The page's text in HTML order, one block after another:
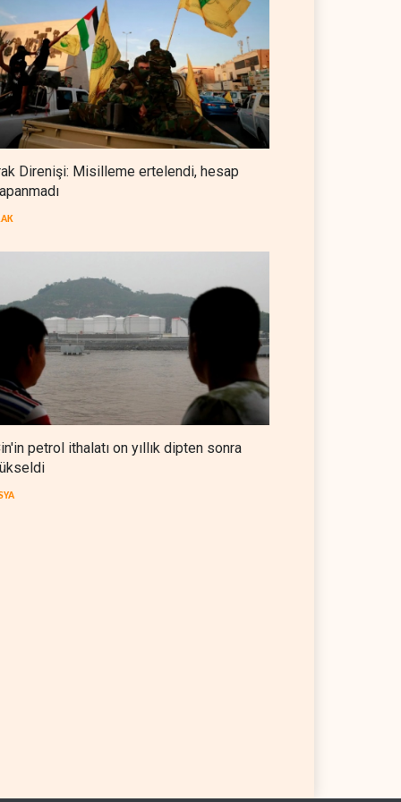
Foreign Affairs: ABD
Ortadoğu'dan elini çekmeli
BATI YARIM KÜRE 07 Ağustos 2026
Suudi Arabistan, Türkiye ve
Pakistan ortak savunma
anlaşması imzaladı
ARAP DÜNYASI 07 Ağustos 2026
Direnişi: Misilleme ertelendi, hesap
petrol ithalatı on yıllık dipten sonra